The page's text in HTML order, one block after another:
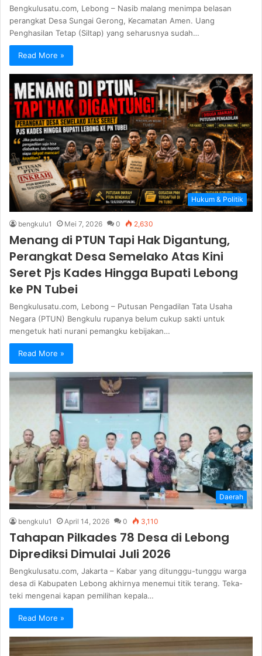
Bengkulusatu.com, Lebong – Nasib malang menimpa belasan
perangkat Desa Sungai Gerong, Kecamatan Amen. Uang
Penghasilan Tetap (Siltap) yang seharusnya sudah…
Read More »
Hukum & Politik
bengkulu1 Mei 7, 2026 0 2,630
Menang di PTUN Tapi Hak Digantung,
Perangkat Desa Semelako Atas Kini
Seret Pjs Kades Hingga Bupati Lebong
ke PN Tubei
Bengkulusatu.com, Lebong – Putusan Pengadilan Tata Usaha
Negara (PTUN) Bengkulu rupanya belum cukup sakti untuk
mengetuk hati nurani pemangku kebijakan…
Read More »
Daerah
bengkulu1 April 14, 2026 0 3,110
Tahapan Pilkades 78 Desa di Lebong
Diprediksi Dimulai Juli 2026
Bengkulusatu.com, Jakarta – Kabar yang ditunggu-tunggu warga
desa di Kabupaten Lebong akhirnya menemui titik terang. Teka-
teki mengenai kapan pemilihan kepala…
Read More »